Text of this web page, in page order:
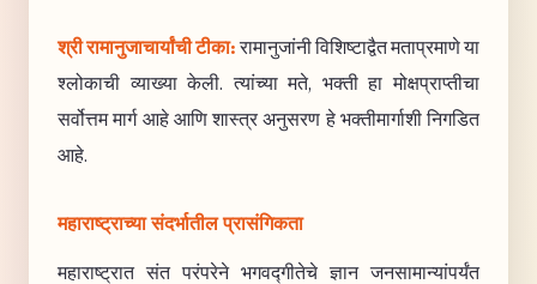
श्री रामानुजाचार्यांची टीका:रामानुजांनी विशिष्टाद्वैत मताप्रमाणे या
श्लोकाची व्याख्या केली. त्यांच्या मते, भक्ती हा मोक्षप्राप्तीचा
सर्वोत्तम मार्ग आहे आणि शास्त्र अनुसरण हे भक्तीमार्गाशी निगडित
आहे.
महाराष्ट्राच्या संदर्भातील प्रासंगिकता
महाराष्ट्रात संत परंपरेने भगवद्गीतेचे ज्ञान जनसामान्यांपर्यंत